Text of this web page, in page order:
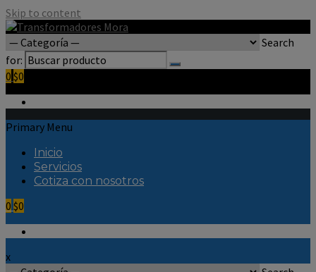
Skip to content
Search
for:
0 $0
Primary Menu
Inicio
Servicios
Cotiza con nosotros
0 $0
x